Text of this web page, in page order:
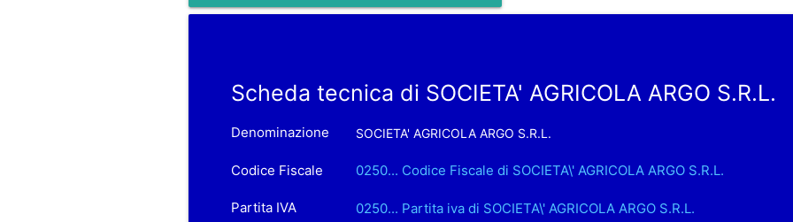
Scheda tecnica di SOCIETA' AGRICOLA ARGO S.R.L.
Denominazione SOCIETA' AGRICOLA ARGO S.R.L.
Codice Fiscale 0250... Codice Fiscale di SOCIETA\' AGRICOLA ARGO S.R.L.
Partita IVA 0250... Partita iva di SOCIETA\' AGRICOLA ARGO S.R.L.